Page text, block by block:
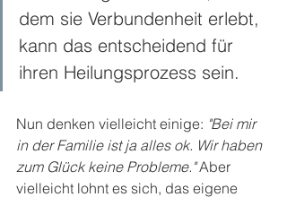
dem sie Verbundenheit erlebt,
kann das entscheidend für
ihren Heilungsprozess sein.
Nun denken vielleicht einige: "Bei mir
in der Familie ist ja alles ok. Wir haben
zum Glück keine Probleme." Aber
vielleicht lohnt es sich, das eigene